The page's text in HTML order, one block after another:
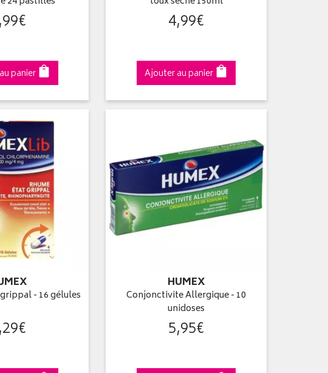
99€
panier
4,99€
Ajouter au panier
- 16 gélules
29€
HUMEX
Conjonctivite Allergique - 10
unidoses
5,95€